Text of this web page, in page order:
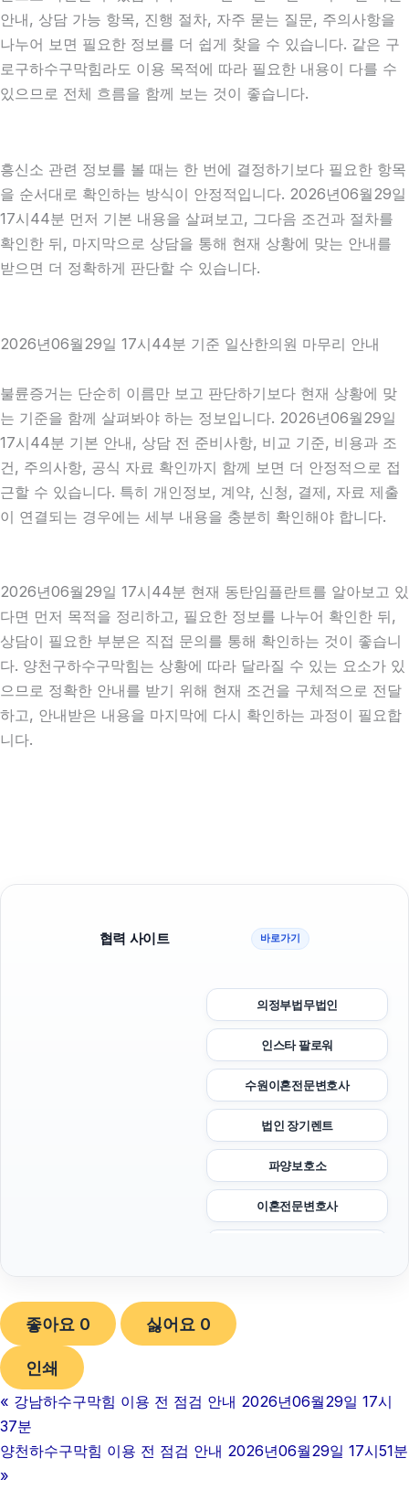
안내, 상담 가능 항목, 진행 절차, 자주 묻는 질문, 주의사항을
나누어 보면 필요한 정보를 더 쉽게 찾을 수 있습니다. 같은 구
로구하수구막힘라도 이용 목적에 따라 필요한 내용이 다를 수
있으므로 전체 흐름을 함께 보는 것이 좋습니다.
흥신소 관련 정보를 볼 때는 한 번에 결정하기보다 필요한 항목
을 순서대로 확인하는 방식이 안정적입니다. 2026년06월29일
17시44분 먼저 기본 내용을 살펴보고, 그다음 조건과 절차를
확인한 뒤, 마지막으로 상담을 통해 현재 상황에 맞는 안내를
받으면 더 정확하게 판단할 수 있습니다.
2026년06월29일 17시44분 기준 일산한의원 마무리 안내
불륜증거는 단순히 이름만 보고 판단하기보다 현재 상황에 맞
는 기준을 함께 살펴봐야 하는 정보입니다. 2026년06월29일
17시44분 기본 안내, 상담 전 준비사항, 비교 기준, 비용과 조
건, 주의사항, 공식 자료 확인까지 함께 보면 더 안정적으로 접
근할 수 있습니다. 특히 개인정보, 계약, 신청, 결제, 자료 제출
이 연결되는 경우에는 세부 내용을 충분히 확인해야 합니다.
2026년06월29일 17시44분 현재 동탄임플란트를 알아보고 있
다면 먼저 목적을 정리하고, 필요한 정보를 나누어 확인한 뒤,
상담이 필요한 부분은 직접 문의를 통해 확인하는 것이 좋습니
다. 양천구하수구막힘는 상황에 따라 달라질 수 있는 요소가 있
으므로 정확한 안내를 받기 위해 현재 조건을 구체적으로 전달
하고, 안내받은 내용을 마지막에 다시 확인하는 과정이 필요합
니다.
협력 사이트 바로가기
의정부법무법인
인스타 팔로워
수원이혼전문변호사
법인 장기렌트
파양보호소
이혼전문변호사
이혼전문변호사
인스타그램 팔로워 늘리기
좋아요 0 싫어요 0
인쇄
« 강남하수구막힘 이용 전 점검 안내 2026년06월29일 17시
37분
양천하수구막힘 이용 전 점검 안내 2026년06월29일 17시51분
»